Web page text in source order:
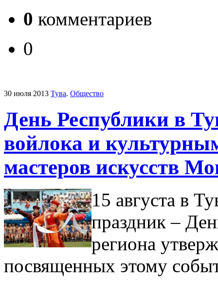
0 комментариев
0
30 июля 2013 Тува. Общество
День Республики в
войлока и
мастеров искусств
15 августа в
праздник –
региона
посвященных этому